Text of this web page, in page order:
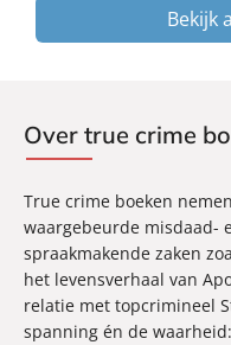
Bekijk
Over true crime
True crime boeken
waargebeurde misdaad-
spraakmakende zaken
het levensverhaal van
relatie met topcrimineel
spanning én de